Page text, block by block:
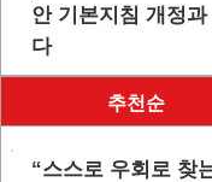
안 기본지침 개정
다
추천순
“스스로 우회로 찾